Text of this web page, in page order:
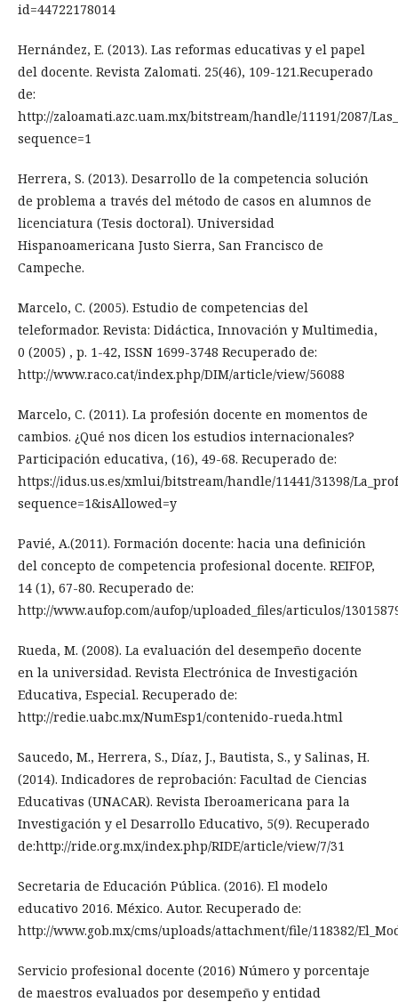
id=44722178014
Hernández, E. (2013). Las reformas educativas y el papel
del docente. Revista Zalomati. 25(46), 109-121.Recuperado
de:
http://zaloamati.azc.uam.mx/bitstream/handle/11191/2087/
sequence=1
Herrera, S. (2013). Desarrollo de la competencia solución
de problema a través del método de casos en alumnos de
licenciatura (Tesis doctoral). Universidad
Hispanoamericana Justo Sierra, San Francisco de
Campeche.
Marcelo, C. (2005). Estudio de competencias del
teleformador. Revista: Didáctica, Innovación y Multimedia,
0 (2005) , p. 1-42, ISSN 1699-3748 Recuperado de:
http://www.raco.cat/index.php/DIM/article/view/56088
Marcelo, C. (2011). La profesión docente en momentos de
cambios. ¿Qué nos dicen los estudios internacionales?
Participación educativa, (16), 49-68. Recuperado de:
https://idus.us.es/xmlui/bitstream/handle/11441/31398/
sequence=1&isAllowed=y
Pavié, A.(2011). Formación docente: hacia una definición
del concepto de competencia profesional docente. REIFOP,
14 (1), 67-80. Recuperado de:
http://www.aufop.com/aufop/uploaded_files/articulos/
Rueda, M. (2008). La evaluación del desempeño docente
en la universidad. Revista Electrónica de Investigación
Educativa, Especial. Recuperado de:
http://redie.uabc.mx/NumEsp1/contenido-rueda.html
Saucedo, M., Herrera, S., Díaz, J., Bautista, S., y Salinas, H.
(2014). Indicadores de reprobación: Facultad de Ciencias
Educativas (UNACAR). Revista Iberoamericana para la
Investigación y el Desarrollo Educativo, 5(9). Recuperado
de:http://ride.org.mx/index.php/RIDE/article/view/7/31
Secretaria de Educación Pública. (2016). El modelo
educativo 2016. México. Autor. Recuperado de:
http://www.gob.mx/cms/uploads/attachment/file/118382/
Servicio profesional docente (2016) Número y porcentaje
de maestros evaluados por desempeño y entidad